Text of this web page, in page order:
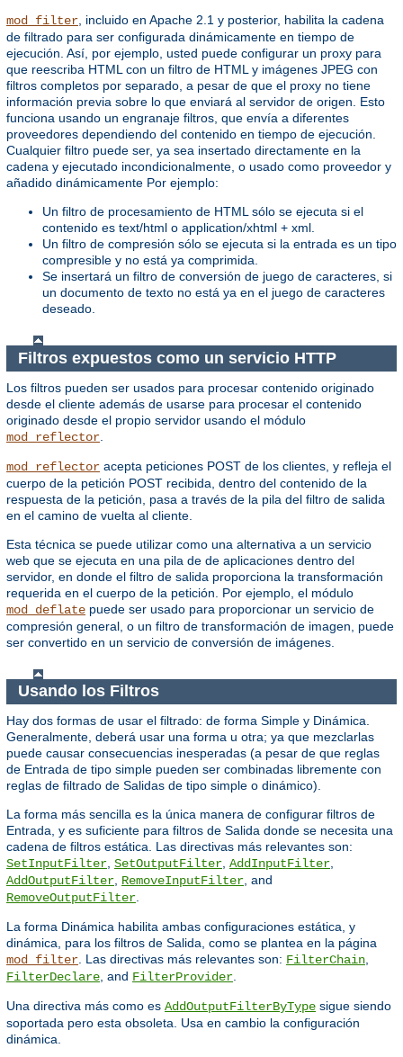
mod_filter, incluido en Apache 2.1 y posterior, habilita la cadena
de filtrado para ser configurada dinámicamente en tiempo de
ejecución. Así, por ejemplo, usted puede configurar un proxy para
que reescriba HTML con un filtro de HTML y imágenes JPEG con
filtros completos por separado, a pesar de que el proxy no tiene
información previa sobre lo que enviará al servidor de origen. Esto
funciona usando un engranaje filtros, que envía a diferentes
proveedores dependiendo del contenido en tiempo de ejecución.
Cualquier filtro puede ser, ya sea insertado directamente en la
cadena y ejecutado incondicionalmente, o usado como proveedor y
añadido dinámicamente Por ejemplo:
Un filtro de procesamiento de HTML sólo se ejecuta si el
contenido es text/html o application/xhtml + xml.
Un filtro de compresión sólo se ejecuta si la entrada es un tipo
compresible y no está ya comprimida.
Se insertará un filtro de conversión de juego de caracteres, si
un documento de texto no está ya en el juego de caracteres
deseado.
Filtros expuestos como un servicio HTTP
Los filtros pueden ser usados para procesar contenido originado
desde el cliente además de usarse para procesar el contenido
originado desde el propio servidor usando el módulo
mod_reflector
mod_reflector acepta peticiones POST de los clientes, y refleja el
cuerpo de la petición POST recibida, dentro del contenido de la
respuesta de la petición, pasa a través de la pila del filtro de salida
en el camino de vuelta al cliente.
Esta técnica se puede utilizar como una alternativa a un servicio
web que se ejecuta en una pila de de aplicaciones dentro del
servidor, en donde el filtro de salida proporciona la transformación
requerida en el cuerpo de la petición. Por ejemplo, el módulo
mod_deflate puede ser usado para proporcionar un servicio de
compresión general, o un filtro de transformación de imagen, puede
ser convertido en un servicio de conversión de imágenes.
Usando los Filtros
Hay dos formas de usar el filtrado: de forma Simple y Dinámica.
Generalmente, deberá usar una forma u otra; ya que mezclarlas
puede causar consecuencias inesperadas (a pesar de que reglas
de Entrada de tipo simple pueden ser combinadas libremente con
reglas de filtrado de Salidas de tipo simple o dinámico).
La forma más sencilla es la única manera de configurar filtros de
Entrada, y es suficiente para filtros de Salida donde se necesita una
cadena de filtros estática. Las directivas más relevantes son:
SetInputFilter SetOutputFilter AddInputFilter
AddOutputFilter RemoveInputFilter , and
RemoveOutputFilter
La forma Dinámica habilita ambas configuraciones estática, y
dinámica, para los filtros de Salida, como se plantea en la página
mod_filter . Las directivas más relevantes son: FilterChain
FilterDeclare , and FilterProvider
Una directiva más como es AddOutputFilterByType sigue siendo
soportada pero esta obsoleta. Usa en cambio la configuración
dinámica.